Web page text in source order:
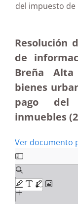
del impuesto
Resolución
de
Breña
bienes
pago del
inmuebles
Ver documento